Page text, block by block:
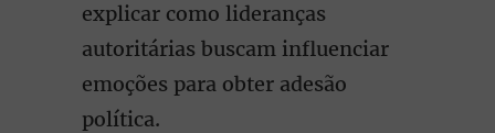
explicar como lideranças
autoritárias buscam influenciar
emoções para obter adesão
política.